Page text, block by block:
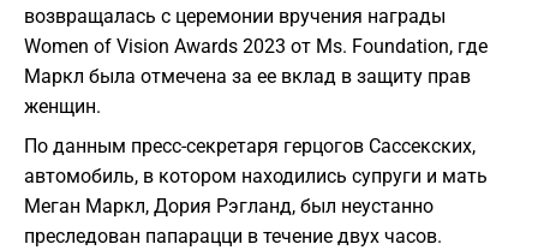
возвращалась с церемонии вручения награды
Women of Vision Awards 2023 от Ms. Foundation, где
Маркл была отмечена за ее вклад в защиту прав
женщин.
По данным пресс-секретаря герцогов Сассекских,
автомобиль, в котором находились супруги и мать
Меган Маркл, Дория Рэгланд, был неустанно
преследован папарацци в течение двух часов.